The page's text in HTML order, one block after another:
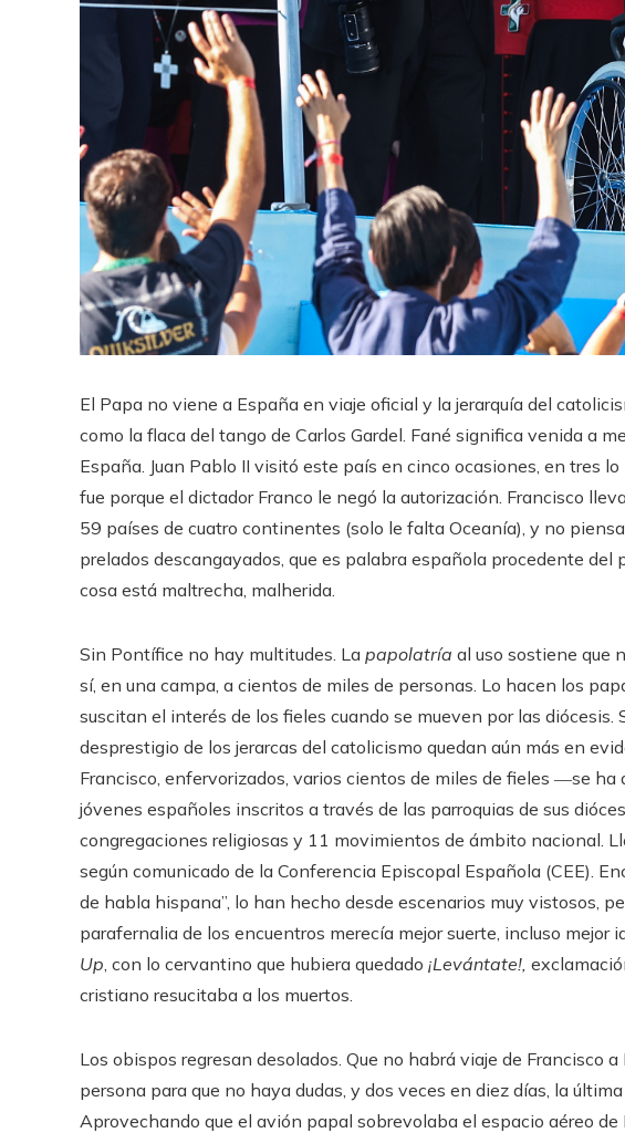
El Papa no viene a España en viaje oficial y la jerarquía del
como la flaca del tango de Carlos Gardel. Fané significa venida a
España. Juan Pablo II visitó este país en cinco ocasiones, en tres
fue porque el dictador Franco le negó la autorización. Francisco
59 países de cuatro continentes (solo le falta Oceanía), y no
prelados descangayados, que es palabra española procedente del
cosa está maltrecha, malherida.
Sin Pontífice no hay multitudes. La papolatría al uso sostiene que
sí, en una campa, a cientos de miles de personas. Lo hacen los
suscitan el interés de los fieles cuando se mueven por las diócesis.
desprestigio de los jerarcas del catolicismo quedan aún más en
Francisco, enfervorizados, varios cientos de miles de fieles ―se
jóvenes españoles inscritos a través de las parroquias de sus
congregaciones religiosas y 11 movimientos de ámbito nacional.
según comunicado de la Conferencia Episcopal Española (CEE).
de habla hispana”, lo han hecho desde escenarios muy vistosos,
parafernalia de los encuentros merecía mejor suerte, incluso mejor
Up , con lo cervantino que hubiera quedado ¡Levántate!,
cristiano resucitaba a los muertos.
Los obispos regresan desolados. Que no habrá viaje de Francisco
persona para que no haya dudas, y dos veces en diez días, la
Aprovechando que el avión papal sobrevolaba el espacio aéreo de